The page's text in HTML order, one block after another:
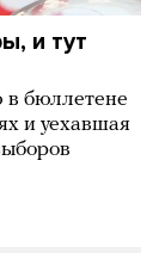
и тут
бюллетене
и уехавшая